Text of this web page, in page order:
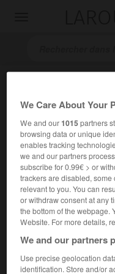
Accueil> Encyclopédie
Cet article est extrait
de la peinture ».
We Care About Your
We and our1015partners
browsing data or unique
enables tracking
we and our partners
subscribe for 0.99€ > or
trackers are disabled,
relevant to you. You can
or withdraw consent at any
the bottom of the webpage.
Website. For more details,
We and our partners
Use precise geolocation
identification. Store and/or